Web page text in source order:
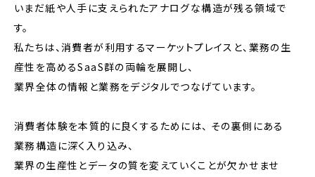
いまだ紙や人手に支えられたアナログな構造が残る領域で
す。
私たちは、消費者が利用するマーケットプレイスと、業務の生
産性を高めるSaaS群の両輪を展開し、
業界全体の情報と業務をデジタルでつなげています。
消費者体験を本質的に良くするためには、 その裏側にある
業務構造に深く入り込み、
業界の生産性とデータの質を変えていくことが欠かせませ